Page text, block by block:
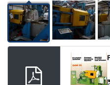
Product
Document